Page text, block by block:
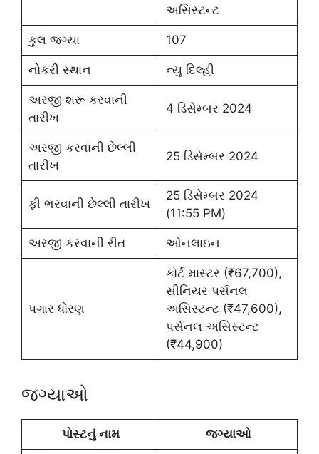
અસિસ્ટન્ટ
કુલ જગ્યા 107
નોકરી સ્થાન ન્યુ દિલ્હી
અરજી શરૂ કરવાની
તારીખ
4 ડિસેમ્બર 2024
અરજી કરવાની છેલ્લી
તારીખ
25 ડિસેમ્બર 2024
ફી ભરવાની છેલ્લી તારીખ
25 ડિસેમ્બર 2024
(11:55 PM)
અરજી કરવાની રીત ઓનલાઇન
પગાર ધોરણ
કોર્ટ માસ્ટર (₹67,700),
સીનિયર પર્સનલ
અસિસ્ટન્ટ (₹47,600),
પર્સનલ અસિસ્ટન્ટ
(₹44,900)
જગ્યાઓ
પોસ્ટનું નામ જગ્યાઓ